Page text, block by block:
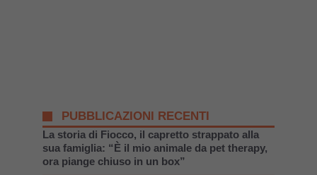
PUBBLICAZIONI RECENTI
La storia di Fiocco, il capretto strappato alla
sua famiglia: “È il mio animale da pet therapy,
ora piange chiuso in un box”